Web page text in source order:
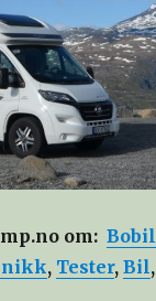
om: Bobil
, Tester, Bil,